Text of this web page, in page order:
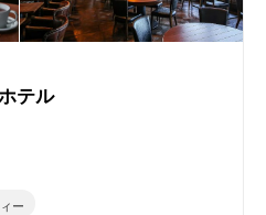
テル
ー